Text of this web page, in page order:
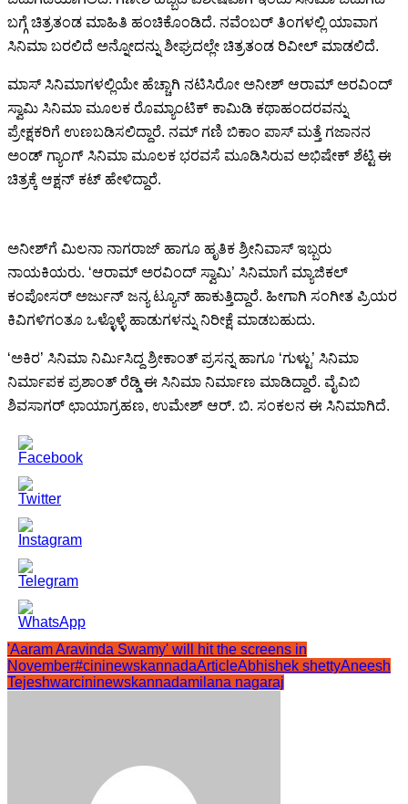
ಬಗ್ಗೆ ಚಿತ್ರತಂಡ ಮಾಹಿತಿ ಹಂಚಿಕೊಂಡಿದೆ. ನವೆಂಬರ್ ತಿಂಗಳಲ್ಲಿ ಯಾವಾಗ
ಸಿನಿಮಾ ಬರಲಿದೆ ಅನ್ನೋದನ್ನು ಶೀಘ್ರದಲ್ಲೇ ಚಿತ್ರತಂಡ ರಿವೀಲ್ ಮಾಡಲಿದೆ.
ಮಾಸ್ ಸಿನಿಮಾಗಳಲ್ಲಿಯೇ ಹೆಚ್ಚಾಗಿ ನಟಿಸಿರೋ ಅನೀಶ್ ಆರಾಮ್ ಅರವಿಂದ್
ಸ್ವಾಮಿ ಸಿನಿಮಾ ಮೂಲಕ ರೊಮ್ಯಾಂಟಿಕ್ ಕಾಮಿಡಿ ಕಥಾಹಂದರವನ್ನು
ಪ್ರೇಕ್ಷಕರಿಗೆ ಉಣಬಡಿಸಲಿದ್ದಾರೆ. ನಮ್ ಗಣಿ ಬಿಕಾಂ ಪಾಸ್ ಮತ್ತೆ ಗಜಾನನ
ಅಂಡ್ ಗ್ಯಾಂಗ್ ಸಿನಿಮಾ ಮೂಲಕ ಭರವಸೆ ಮೂಡಿಸಿರುವ ಅಭಿಷೇಕ್ ಶೆಟ್ಟಿ ಈ
ಚಿತ್ರಕ್ಕೆ ಆಕ್ಷನ್ ಕಟ್ ಹೇಳಿದ್ದಾರೆ.
ಅನೀಶ್‍ಗೆ ಮಿಲನಾ ನಾಗರಾಜ್ ಹಾಗೂ ಹೃತಿಕ ಶ್ರೀನಿವಾಸ್ ಇಬ್ಬರು
ನಾಯಕಿಯರು. ‘ಆರಾಮ್ ಅರವಿಂದ್ ಸ್ವಾಮಿ’ ಸಿನಿಮಾಗೆ ಮ್ಯಾಜಿಕಲ್
ಕಂಪೋಸರ್ ಅರ್ಜುನ್ ಜನ್ಯ ಟ್ಯೂನ್ ಹಾಕುತ್ತಿದ್ದಾರೆ. ಹೀಗಾಗಿ ಸಂಗೀತ ಪ್ರಿಯರ
ಕಿವಿಗಳಿಗಂತೂ ಒಳ್ಳೊಳ್ಳೆ ಹಾಡುಗಳನ್ನು ನಿರೀಕ್ಷೆ ಮಾಡಬಹುದು.
‘ಅಕಿರ’ ಸಿನಿಮಾ ನಿರ್ಮಿಸಿದ್ದ ಶ್ರೀಕಾಂತ್ ಪ್ರಸನ್ನ ಹಾಗೂ ‘ಗುಳ್ಟು’ ಸಿನಿಮಾ
ನಿರ್ಮಾಪಕ ಪ್ರಶಾಂತ್ ರೆಡ್ಡಿ ಈ ಸಿನಿಮಾ ನಿರ್ಮಾಣ ಮಾಡಿದ್ದಾರೆ. ವೈವಿಬಿ
ಶಿವಸಾಗರ್ ಛಾಯಾಗ್ರಹಣ, ಉಮೇಶ್ ಆರ್. ಬಿ. ಸಂಕಲನ ಈ ಸಿನಿಮಾಗಿದೆ.
'Aaram Aravinda Swamy' will hit the screens in
November#cininewskannadaArticleAbhishek shettyAneesh
Tejeshwarcininewskannadamilana nagaraj